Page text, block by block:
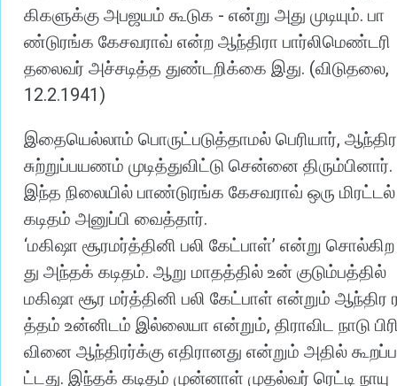
கிகளுக்கு அபஜயம் கூடுக - என்று அது முடியும். பா
ண்டுரங்க கேசவராவ் என்ற ஆந்திரா பார்லிமெண்டரி
தலைவர் அச்சடித்த துண்டறிக்கை இது. (விடுதலை,
12.2.1941)
இதையெல்லாம் பொருட்படுத்தாமல் பெரியார், ஆந்திர
சுற்றுப்பயணம் முடித்துவிட்டு சென்னை திரும்பினார்.
இந்த நிலையில் பாண்டுரங்க கேசவராவ் ஒரு மிரட்டல்
கடிதம் அனுப்பி வைத்தார்.
‘மகிஷா சூரமர்த்தினி பலி கேட்பாள்’ என்று சொல்கிற
து அந்தக் கடிதம். ஆறு மாதத்தில் உன் குடும்பத்தில்
மகிஷா சூர மர்த்தினி பலி கேட்பாள் என்றும் ஆந்திர
த்தம் உன்னிடம் இல்லையா என்றும், திராவிட நாடு
வினை ஆந்திரர்க்கு எதிரானது என்றும் அதில் கூறப்ப
ட்டது. இந்தக் கடிதம் முன்னாள் முதல்வர் ரெட்டி நாயு